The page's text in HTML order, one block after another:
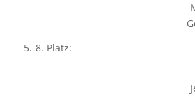
5.-8. Platz: